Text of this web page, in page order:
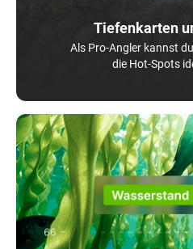
Tiefenkarten
Als Pro-Angler kannst
die Hot-Spots